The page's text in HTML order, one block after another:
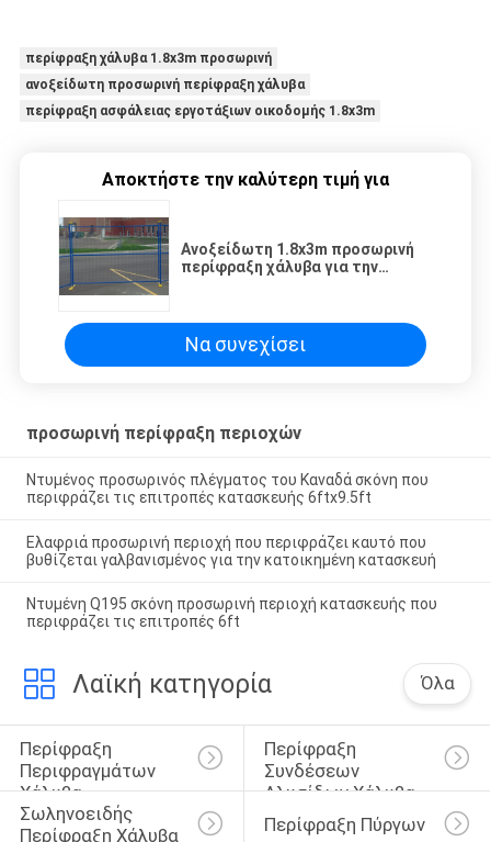
περίφραξη χάλυβα 1.8x3m προσωρινή
ανοξείδωτη προσωρινή περίφραξη χάλυβα
περίφραξη ασφάλειας εργοτάξιων οικοδομής 1.8x3m
Αποκτήστε την καλύτερη τιμή για
Ανοξείδωτη 1.8x3m προσωρινή
περίφραξη χάλυβα για την
Να συνεχίσει
προσωρινή περίφραξη περιοχών
Ντυμένος προσωρινός πλέγματος του Καναδά σκόνη που
περιφράζει τις επιτροπές κατασκευής 6ftx9.5ft
Ελαφριά προσωρινή περιοχή που περιφράζει καυτό που
βυθίζεται γαλβανισμένος για την κατοικημένη κατασκευή
Ντυμένη Q195 σκόνη προσωρινή περιοχή κατασκευής που
περιφράζει τις επιτροπές 6ft
Λαϊκή κατηγορία Όλα
Περίφραξη
Περιφραγμάτων
Χάλυβα
Περίφραξη
Συνδέσεων
Αλυσίδων Χάλυβα
Σωληνοειδής
Περίφραξη Χάλυβα
Περίφραξη Πύργων